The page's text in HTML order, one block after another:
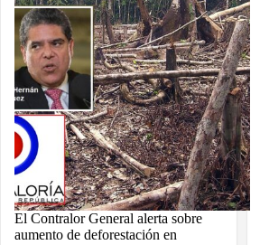
El Contralor General alerta sobre
aumento de deforestación en